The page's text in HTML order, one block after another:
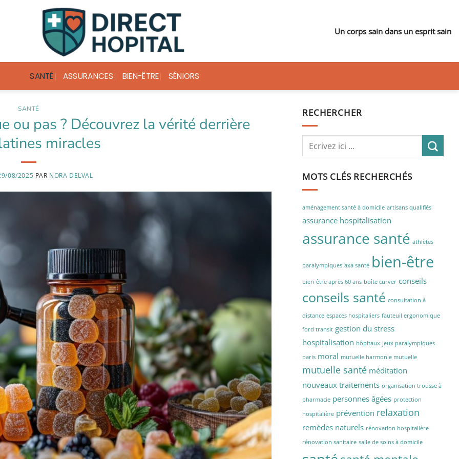
Un corps sain dans un esprit sain
SANTÉ ASSURANCES BIEN-ÊTRE SÉNIORS
SANTÉ
ou pas ? Découvrez la vérité derrière
miracles
08/2025 PAR NORA DELVAL
RECHERCHER
MOTS CLÉS RECHERCHÉS
aménagement santé à domicile artisans qualifiés
assurance hospitalisation
assurance santé athlètes
paralympiques axa santé bien-être
bien-être après 60 ans boîte curver conseils
conseils santé consultation à
distance espaces hospitaliers fauteuil ergonomique
ford transit gestion du stress
hospitalisation hôpitaux jeux paralympiques
paris moral mutuelle harmonie mutuelle
mutuelle santé méditation
nouveaux traitements organisation trousse à
pharmacie personnes âgées protection
hospitalière prévention relaxation
remèdes naturels rénovation hospitalière
rénovation sanitaire salle de soins à domicile